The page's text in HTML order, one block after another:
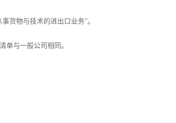
物与技术的进出口业务”。
与一般公司相同。